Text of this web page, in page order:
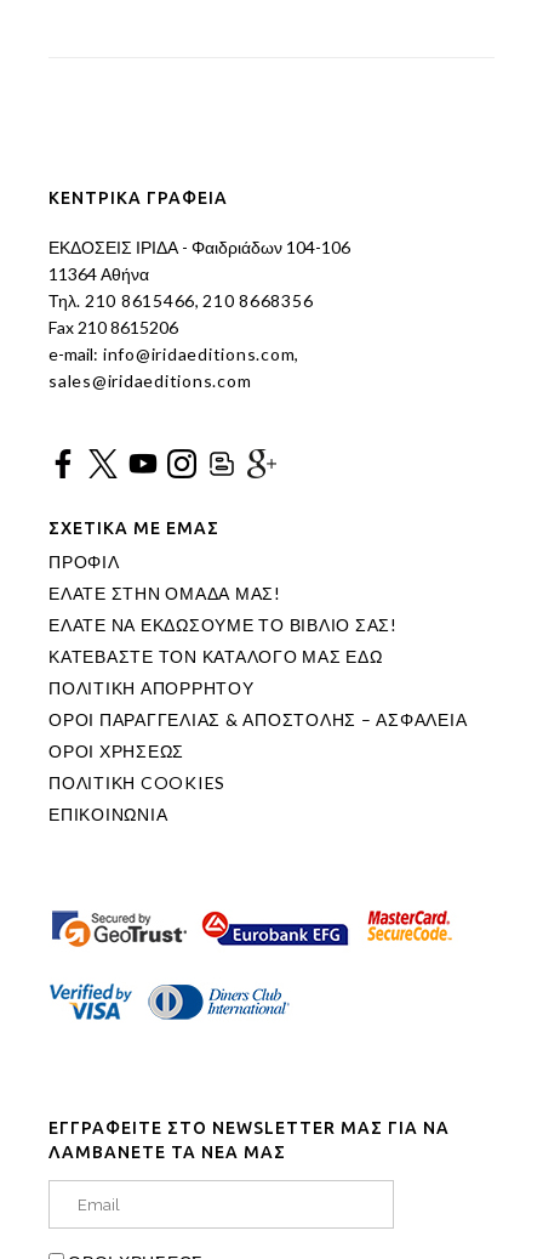
ΚΕΝΤΡΙΚΑ ΓΡΑΦΕΙΑ
ΕΚΔΟΣΕΙΣ ΙΡΙΔΑ - Φαιδριάδων 104-106
11364 Αθήνα
Τηλ. 210 8615466, 210 8668356
Fax 210 8615206
e-mail: info@iridaeditions.com,
sales@iridaeditions.com
ΣΧΕΤΙΚΑ ΜΕ ΕΜΑΣ
ΠΡΟΦΙΛ
ΕΛΑΤΕ ΣΤΗΝ ΟΜΑΔΑ ΜΑΣ!
ΕΛΑΤΕ ΝΑ ΕΚΔΩΣΟΥΜΕ ΤΟ ΒΙΒΛΙΟ ΣΑΣ!
ΚΑΤΕΒΑΣΤΕ ΤΟΝ ΚΑΤΑΛΟΓΟ ΜΑΣ ΕΔΩ
ΠΟΛΙΤΙΚΗ ΑΠΟΡΡΗΤΟΥ
ΟΡΟΙ ΠΑΡΑΓΓΕΛΙΑΣ & ΑΠΟΣΤΟΛΗΣ – ΑΣΦΑΛΕΙΑ
ΟΡΟΙ ΧΡΗΣΕΩΣ
ΠΟΛΙΤΙΚΗ COOKIES
ΕΠΙΚΟΙΝΩΝΙΑ
ΕΓΓΡΑΦΕΙΤΕ ΣΤΟ NEWSLETTER ΜΑΣ ΓΙΑ ΝΑ
ΛΑΜΒΑΝΕΤΕ ΤΑ ΝΕΑ ΜΑΣ